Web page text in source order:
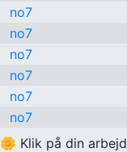
no7
no7
no7
no7
no7
no7
🌼 Klik på din